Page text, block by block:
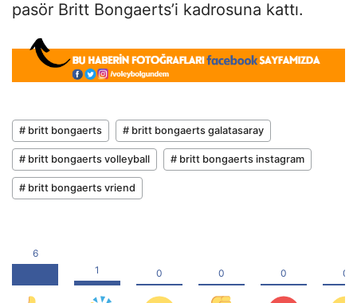
pasör Britt Bongaerts’i kadrosuna kattı.
# britt bongaerts # britt bongaerts galatasaray
# britt bongaerts volleyball # britt bongaerts instagram
# britt bongaerts vriend